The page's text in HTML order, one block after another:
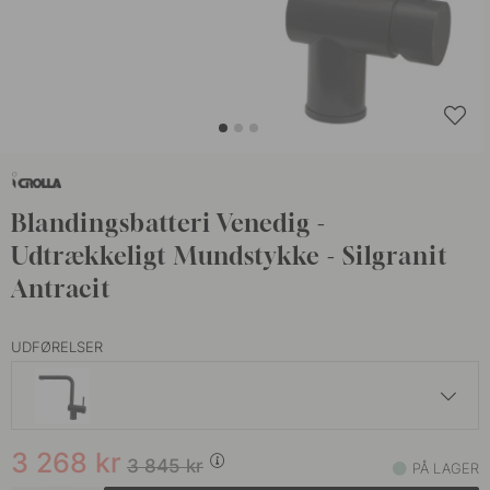
Blandingsbatteri Venedig -
Udtrækkeligt Mundstykke - Silgranit
Antracit
UDFØRELSER
Kobber På lager
3 845kr
3 268 kr PÅ LAGER